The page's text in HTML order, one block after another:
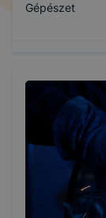
Gépészet
407151008
Képzés